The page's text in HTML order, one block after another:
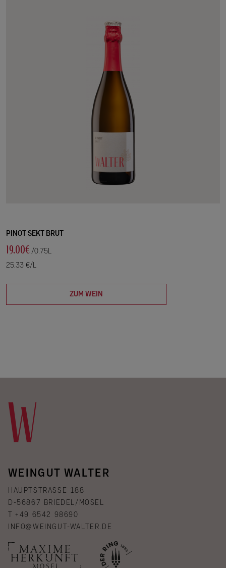
PINOT SEKT BRUT
19.00€ /0.75L
25.33 €/L
ZUM WEIN
WEINGUT WALTER
HAUPTSTRASSE 188
D-56867 BRIEDEL/MOSEL
T +49 6542 98690
INFO@WEINGUT-WALTER.DE